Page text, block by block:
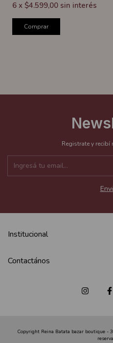
6 x $4.599,00 sin interés
Comprar
Registrate y recibí
Institucional
Contactános
Copyright Reina Batata bazar boutique -